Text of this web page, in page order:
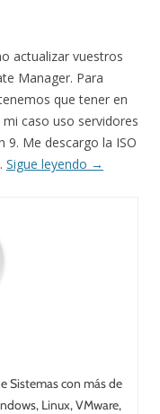
actualizar vuestros
Manager. Para
que tener en
caso uso servidores
9. Me descargo la ISO
Sigue leyendo →
Sistemas con más de
Linux, VMware,